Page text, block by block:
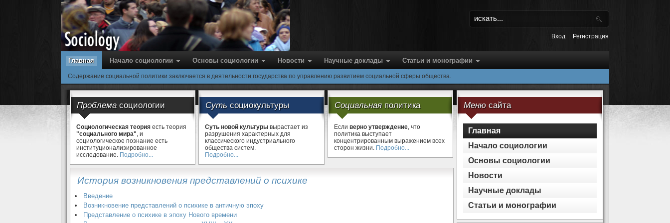
Вход Регистрация
Главная Начало социологии Основы cоциологии Новости Научные доклады Статьи и монографии
Содержание социальной политики заключается в деятельности государства по управлению развитием социальной сферы общества.
Проблема социологии
Социологическая теория есть теория
"социального мира", и
социологическое познание есть
институционализированное
исследование. Подробно...
Сутьсоциокультуры
Суть новой культуры вырастает из
разрушения характерных для
классического индустриального
общества систем.
Подробно...
Социальная политика
Если верно утверждение, что
политика выступает
концентрированным выражением всех
сторон жизни. Подробно...
История возникновения представлений о психике
Введение
Возникновение представлений о психике в античную эпоху
Представление о психике в эпоху Нового времени
Меню сайта
Главная
Начало социологии
Основы cоциологии
Новости
Научные доклады
Статьи и монографии